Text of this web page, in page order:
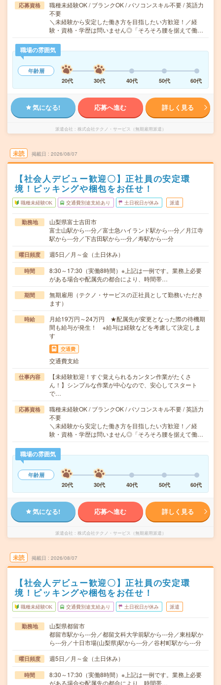
応募資格
職種未経験OK / ブランクOK / パソコンスキル不要 / 英語力
不要
＼未経験から安定した働き方を目指したい方歓迎！／経
験・資格・学歴は問いません◎「そろそろ腰を据えて働…
職場の雰囲気
年齢層
20代
30代 40代 50代 60代
気になる! 応募へ進む 詳しく見る
派遣会社 株式会社テクノ・サービス（無期雇用派遣）
未読 掲載日 2026/08/07
【社会人デビュー歓迎〇】正社員の安定環
境！ピッキングや梱包をお任せ！
職種未経験OK 交通費別途支給あり 土日祝日が休み 派遣
勤務地
山梨県富士吉田市
富士山駅から---分／富士急ハイランド駅から---分／月江寺
駅から---分／下吉田駅から---分／寿駅から---分
曜日頻度 週5日／月～金（土日休み）
時間
8:30～17:30（実働8時間）※上記は一例です。業務上必要
がある場合や配属先の都合により、時間帯…
期間
無期雇用（テクノ・サービスの正社員として勤務いただき
ます）
時給
月給19万円～24万円 ★配属先が変更となった際の待機期
間も給与が発生！ ※給与は経験などを考慮して決定しま
す
交通費
交通費支給
仕事内容
【未経験歓迎！すぐ覚えられるカンタン作業がたくさ
ん！】シンプルな作業が中心なので、安心してスタート
で…
応募資格
職種未経験OK / ブランクOK / パソコンスキル不要 / 英語力
不要
＼未経験から安定した働き方を目指したい方歓迎！／経
験・資格・学歴は問いません◎「そろそろ腰を据えて働…
職場の雰囲気
年齢層
20代
30代 40代 50代 60代
気になる! 応募へ進む 詳しく見る
派遣会社 株式会社テクノ・サービス（無期雇用派遣）
未読 掲載日 2026/08/07
【社会人デビュー歓迎〇】正社員の安定環
境！ピッキングや梱包をお任せ！
職種未経験OK 交通費別途支給あり 土日祝日が休み 派遣
勤務地
山梨県都留市
都留市駅から---分／都留文科大学前駅から---分／東桂駅か
ら---分／十日市場(山梨県)駅から---分／谷村町駅から---分
曜日頻度 週5日／月～金（土日休み）
時間
8:30～17:30（実働8時間）※上記は一例です。業務上必要
がある場合や配属先の都合により、時間帯…